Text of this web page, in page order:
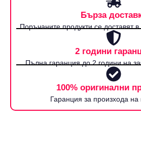
Бърза
Поръчаните продукти се доставят
2 години
Пълна гаранция до 2 години на
100% оригинални
Гаранция за произхода на